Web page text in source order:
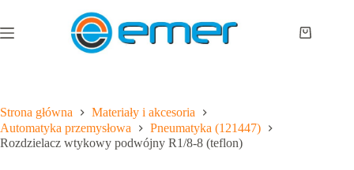
treści
Koszyk
Strona główna
Materiały i akcesoria
Automatyka przemysłowa
Pneumatyka (121447)
Rozdzielacz wtykowy podwójny R1/8-8 (teflon)